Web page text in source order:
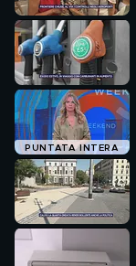
PUNTATA INTERA